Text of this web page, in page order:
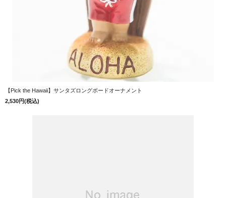
【Pick the Hawaii】サンタズロングボードオーナメント
2,530円(税込)